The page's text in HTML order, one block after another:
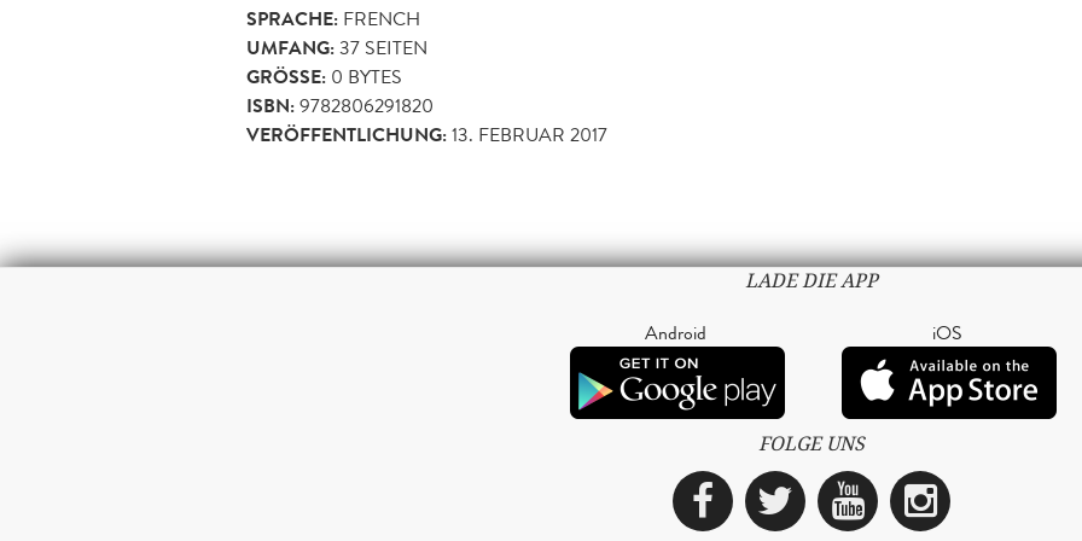
SPRACHE: FRENCH
UMFANG:37 SEITEN
GRÖSSE: 0 BYTES
ISBN:9782806291820
VERÖFFENTLICHUNG:13. FEBRUAR 2017
LADE DIE APP
Android iOS
FOLGE UNS
Facebook
TwitterYouTube